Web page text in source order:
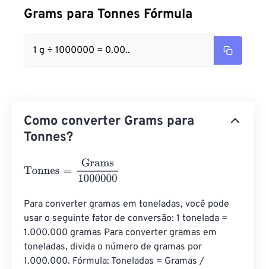
Grams para Tonnes Fórmula
1 g ÷ 1000000 = 0.00..
Como converter Grams para
Tonnes?
Tonnes Grams1000000
Para converter gramas em toneladas, você pode
usar o seguinte fator de conversão: 1 tonelada =
1.000.000 gramas Para converter gramas em
toneladas, divida o número de gramas por
1.000.000. Fórmula: Toneladas = Gramas /